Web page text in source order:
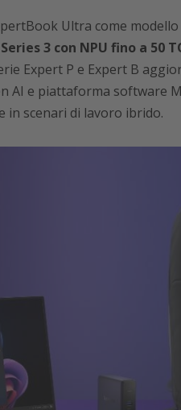
Ultra come
3 con NPU fino a 50
Expert P e Expert B
AI e piattaforma software
in scenari di lavoro ibrido.